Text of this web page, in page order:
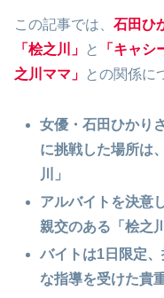
この記事では、 石田ひ
「桧之川」
と 「キャ
之川ママ」
との関係に
女優・石田ひかり
に挑戦した場所は
川」
アルバイトを決意
親交のある「桧之
バイトは1日限定
な指導を受けた貴